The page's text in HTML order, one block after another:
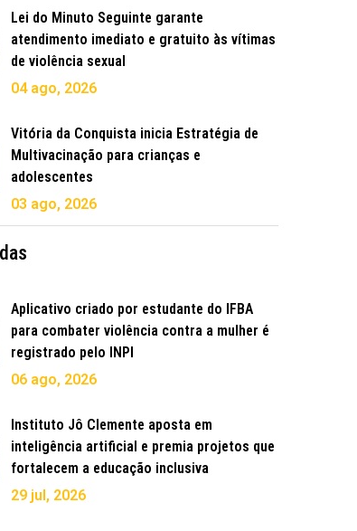
Lei do Minuto Seguinte garante
atendimento imediato e gratuito às vítimas
de violência sexual
04 ago, 2026
Vitória da Conquista inicia Estratégia de
Multivacinação para crianças e
adolescentes
03 ago, 2026
Aplicativo criado por estudante do IFBA
para combater violência contra a mulher é
registrado pelo INPI
06 ago, 2026
Instituto Jô Clemente aposta em
inteligência artificial e premia projetos que
fortalecem a educação inclusiva
29 jul, 2026